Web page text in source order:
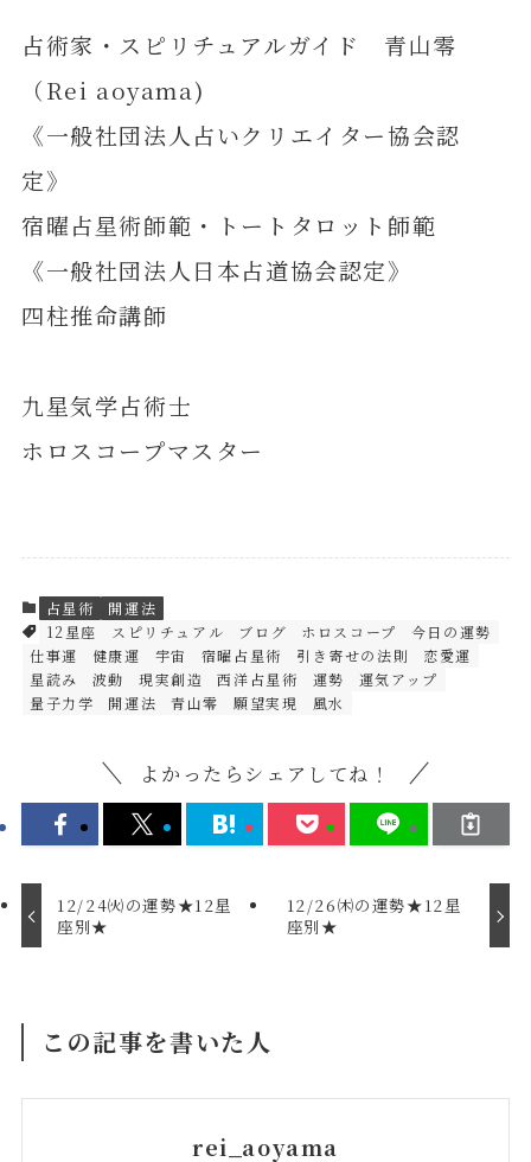
占術家・スピリチュアルガイド 青山零
（Rei aoyama)
《一般社団法人占いクリエイター協会認
定》
宿曜占星術師範・トートタロット師範
《一般社団法人日本占道協会認定》
四柱推命講師
九星気学占術士
ホロスコープマスター
占星術
開運法
12星座
スピリチュアル ブログ ホロスコープ
今日の運勢
仕事運
健康運 宇宙 宿曜占星術 引き寄せの法則
恋愛運
星読み
波動 現実創造 西洋占星術 運勢
運気アップ
量子力学
開運法 青山零 願望実現 風水
よかったらシェアしてね！
12/24㈫の運勢★12星
座別★
12/26㈭の運勢★12星
座別★
この記事を書いた人
rei_aoyama